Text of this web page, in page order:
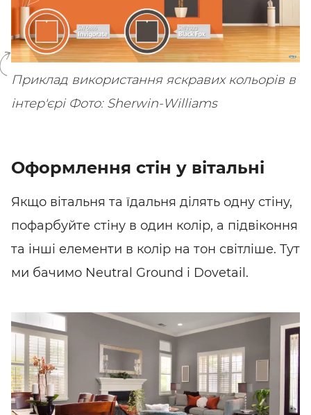
SHARE SUBSCRIBE
Приклад використання яскравих кольорів в
інтер'єрі Фото: Sherwin-Williams
Оформлення стін у вітальні
Якщо вітальня та їдальня ділять одну стіну,
пофарбуйте стіну в один колір, а підвіконня
та інші елементи в колір на тон світліше. Тут
ми бачимо Neutral Ground і Dovetail.